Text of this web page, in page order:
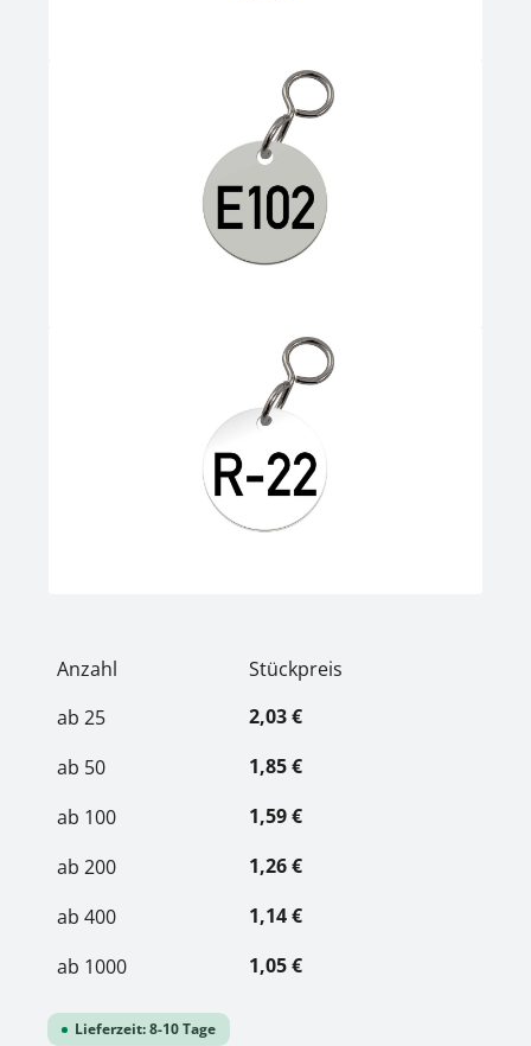
Anzahl
Stückpreis
ab 25
2,03 €
ab 50
1,85 €
ab 100
1,59 €
ab 200
1,26 €
ab 400
1,14 €
ab 1000 1,05 €
Lieferzeit: 8-10 Tage